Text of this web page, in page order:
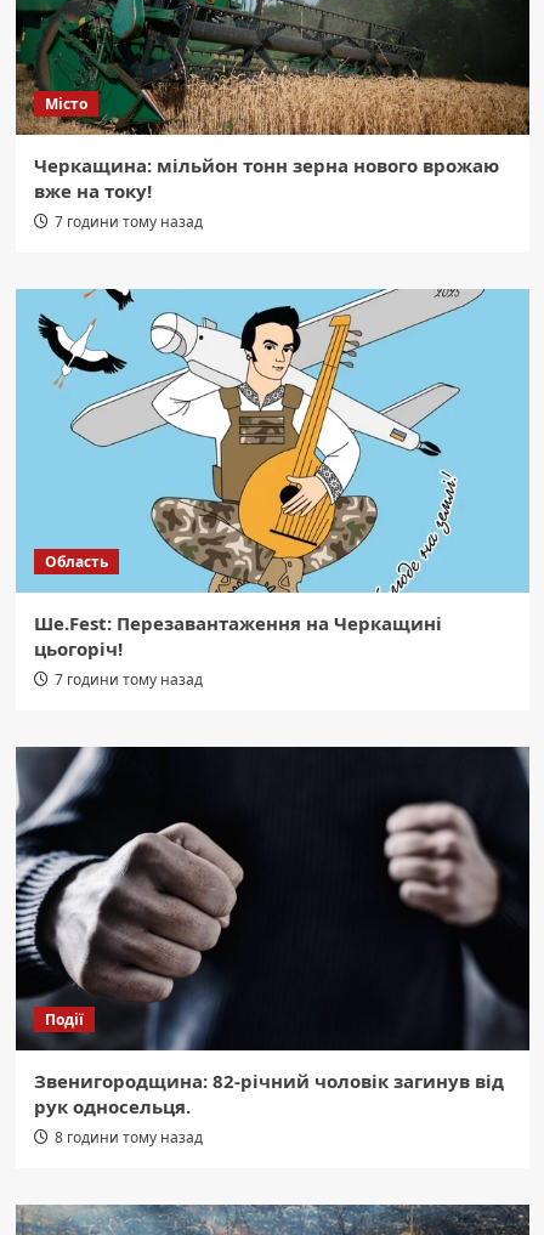
Місто
Черкащина: мільйон тонн зерна нового врожаю
вже на току!
7 години тому назад
Область
Ше.Fest: Перезавантаження на Черкащині
цьогоріч!
7 години тому назад
Події
Звенигородщина: 82-річний чоловік загинув від
рук односельця.
8 години тому назад